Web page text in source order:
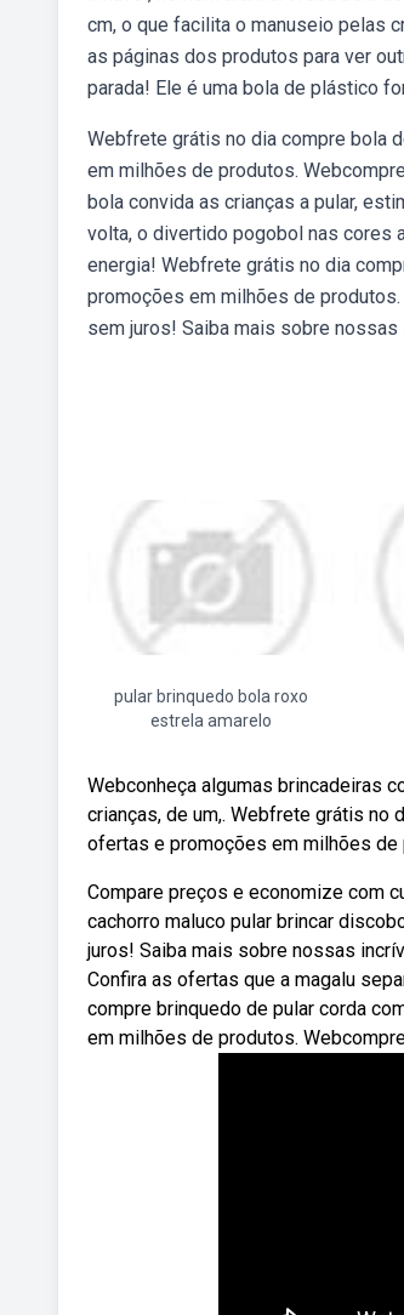
cm, o que facilita o manuseio pelas
as páginas dos produtos para ver
parada! Ele é uma bola de plástico
Webfrete grátis no dia compre bola
em milhões de produtos.
bola convida as crianças a pular,
volta, o divertido pogobol nas cores
energia! Webfrete grátis no dia
promoções em milhões de
sem juros! Saiba mais sobre
pular brinquedo bola roxo
estrela amarelo
Webconheça algumas brincadeiras
crianças, de um,. Webfrete grátis
ofertas e promoções em milhões de
Compare preços e economize com
cachorro maluco pular brincar
juros! Saiba mais sobre nossas
Confira as ofertas que a magalu
compre brinquedo de pular corda
em milhões de produtos.